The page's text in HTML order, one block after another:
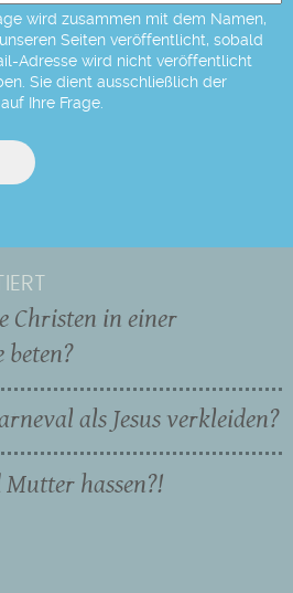
wird zusammen mit dem Namen,
Seiten veröffentlicht, sobald
Adresse wird nicht veröffentlicht
Sie dient ausschließlich der
Ihre Frage.
Christen in einer
als Jesus verkleiden?
hassen?!